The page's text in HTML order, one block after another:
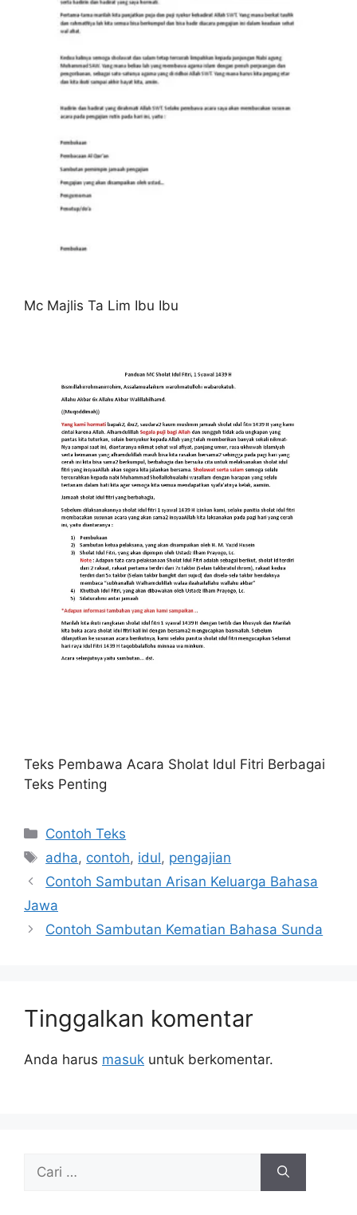
Mc Majlis Ta Lim Ibu Ibu
Teks Pembawa Acara Sholat Idul Fitri Berbagai
Teks Penting
Kategori
Contoh Teks
Tag
adha, contoh, idul, pengajian
Contoh Sambutan Arisan Keluarga Bahasa
Jawa
Contoh Sambutan Kematian Bahasa Sunda
Tinggalkan komentar
Anda harus masuk untuk berkomentar.
Cari